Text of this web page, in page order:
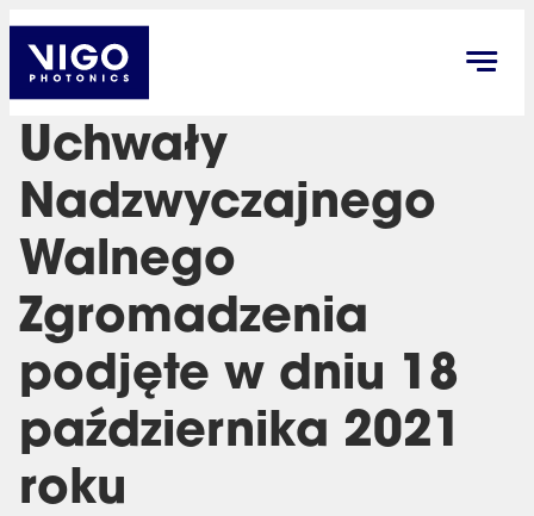
Uchwały
Nadzwyczajnego
Walnego
Zgromadzenia
podjęte w dniu 18
października 2021
roku